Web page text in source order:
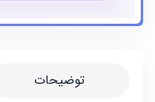
توضیحات